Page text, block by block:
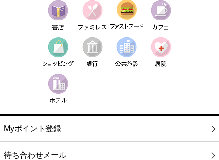
Myポイント登録
待ち合わせメール